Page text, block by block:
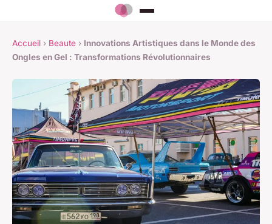
Accueil › Beaute › Innovations Artistiques dans le Monde des
Ongles en Gel : Transformations Révolutionnaires